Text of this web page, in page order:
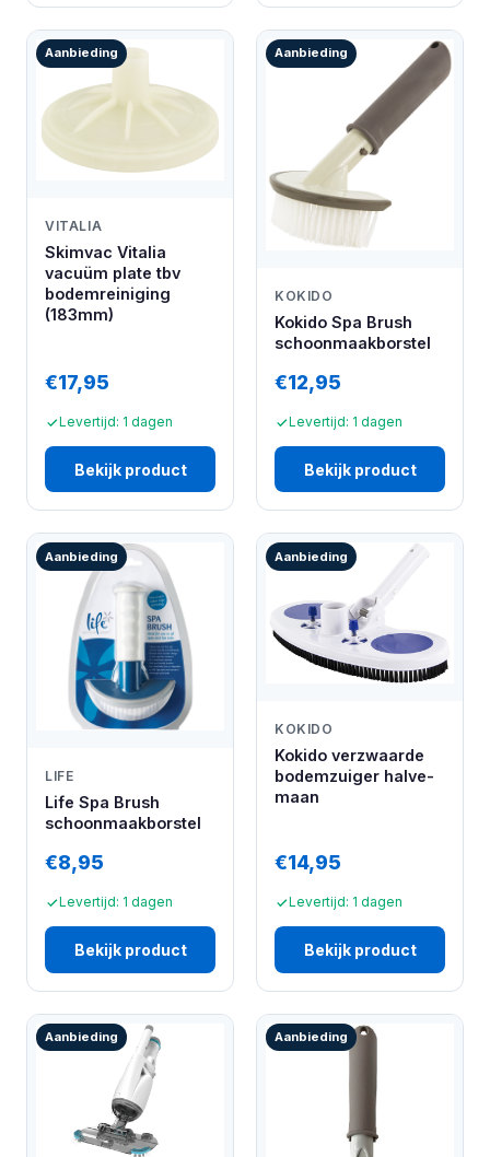
Aanbieding
VITALIA
Skimvac Vitalia
vacuüm plate tbv
bodemreiniging
(183mm)
€17,95
Levertijd: 1 dagen
Bekijk product
Aanbieding
KOKIDO
Kokido Spa Brush
schoonmaakborstel
€12,95
Levertijd: 1 dagen
Bekijk product
Aanbieding
LIFE
Life Spa Brush
schoonmaakborstel
€8,95
Levertijd: 1 dagen
Bekijk product
Aanbieding
KOKIDO
Kokido verzwaarde
bodemzuiger halve-
maan
€14,95
Levertijd: 1 dagen
Bekijk product
Aanbieding Aanbieding